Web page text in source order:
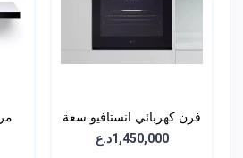
فرن كهربائي انستافيو سعة
76 لتر - بلت ان -
1,450,000د.ع